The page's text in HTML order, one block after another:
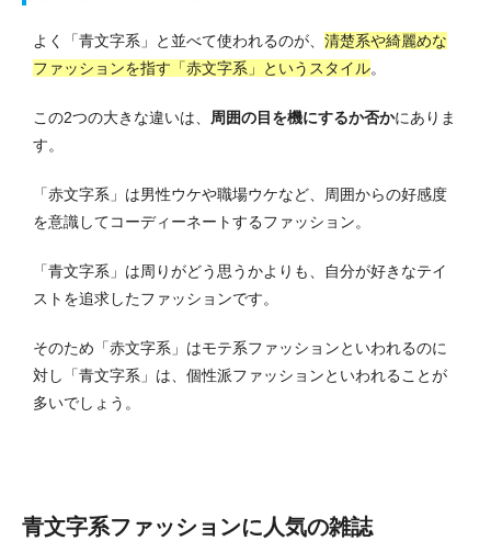
よく「青文字系」と並べて使われるのが、 清楚系や綺麗めな
ファッションを指す「赤文字系」というスタイル。
この2つの大きな違いは、 周囲の目を機にするか否かにありま
す。
「赤文字系」は男性ウケや職場ウケなど、周囲からの好感度
を意識してコーディーネートするファッション。
「青文字系」は周りがどう思うかよりも、自分が好きなテイ
ストを追求したファッションです。
そのため「赤文字系」はモテ系ファッションといわれるのに
対し「青文字系」は、個性派ファッションといわれることが
多いでしょう。
青文字系ファッションに人気の雑誌